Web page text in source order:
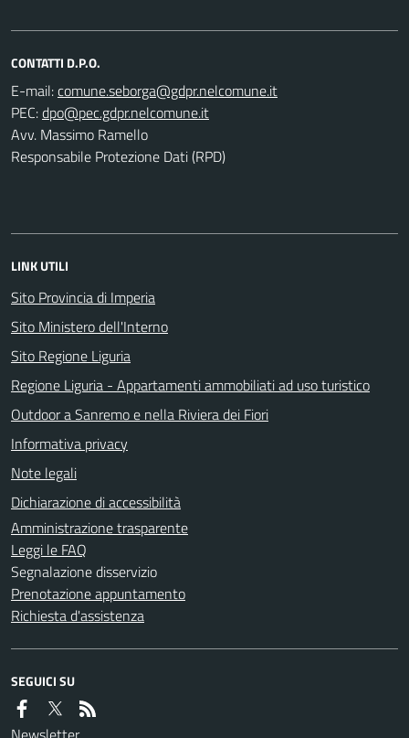
CONTATTI D.P.O.
E-mail:
PEC:
Avv. Massimo Ramello
Responsabile Protezione Dati (RPD)
LINK UTILI
Sito Provincia di Imperia
Sito Ministero dell'Interno
Sito Regione Liguria
Regione Liguria - Appartamenti ammobiliati ad uso turistico
Outdoor a Sanremo e nella Riviera dei Fiori
Informativa privacy
Note legali
Dichiarazione di accessibilità
Amministrazione trasparente
Leggi le FAQ
Segnalazione disservizio
Prenotazione appuntamento
Richiesta d'assistenza
SEGUICI SU